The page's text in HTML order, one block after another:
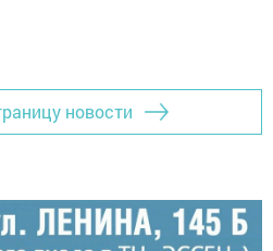
новости